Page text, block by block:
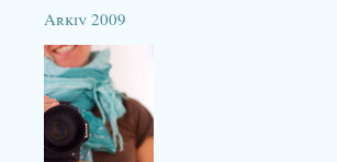
Arkiv 2009